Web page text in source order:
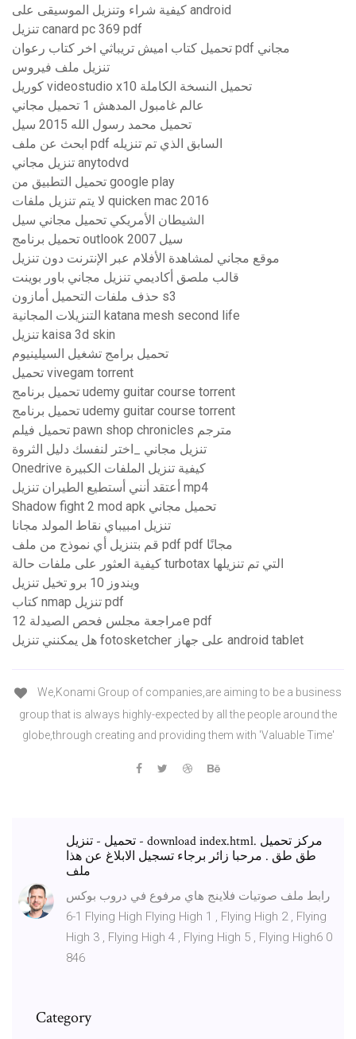
كيفية شراء وتنزيل الموسيقى على android
تنزيل canard pc 369 pdf
تحميل كتاب اميش تريباثي اخر كتاب رعوان pdf مجاني
تنزيل ملف فيروس
كوريل videostudio x10 تحميل النسخة الكاملة
عالم غامبول المدهش 1 تحميل مجاني
تحميل محمد رسول الله 2015 سيل
ابحث عن ملف pdf السابق الذي تم تنزيله
تنزيل مجاني anytodvd
تحميل التطبيق من google play
لا يتم تنزيل ملفات quicken mac 2016
الشيطان الأمريكي تحميل مجاني سيل
تحميل برنامج outlook 2007 سيل
موقع مجاني لمشاهدة الأفلام عبر الإنترنت دون تنزيل
قالب ملصق أكاديمي تنزيل مجاني باور بوينت
حذف ملفات التحميل أمازون s3
التنزيلات المجانية katana mesh second life
تنزيل kaisa 3d skin
تحميل برامج تشغيل السيلينيوم
تحميل vivegam torrent
تحميل برنامج udemy guitar course torrent
تحميل برنامج udemy guitar course torrent
تحميل فيلم pawn shop chronicles مترجم
تنزيل مجاني _اختر لنفسك دليل الثروة
Onedrive كيفية تنزيل الملفات الكبيرة
أعتقد أنني أستطيع الطيران تنزيل mp4
Shadow fight 2 mod apk تحميل مجاني
تنزيل امبيباي نقاط المولد مجانا
قم بتنزيل أي نموذج من ملف pdf pdf مجانًا
كيفية العثور على ملفات حالة turbotax التي تم تنزيلها
ويندوز 10 برو تخيل تنزيل
كتاب nmap تنزيل pdf
مراجعة مجلس فحص الصيدلة 12e pdf
هل يمكنني تنزيل fotosketcher على جهاز android tablet
We,Konami Group of companies,are aiming to be a business
group that is always highly-expected by all the people around the
globe,through creating and providing them with 'Valuable Time'
تحميل - تنزيل - download index.html. مركز تحميل
طق طق . مرحبا زائر برجاء تسجيل الابلاغ عن هذا
ملف
رابط ملف صوتيات فلاينج هاي مرفوع في دروب بوكس
1-6 Flying High Flying High 1 , Flying High 2 , Flying
High 3 , Flying High 4 , Flying High 5 , Flying High6 0
846
Category